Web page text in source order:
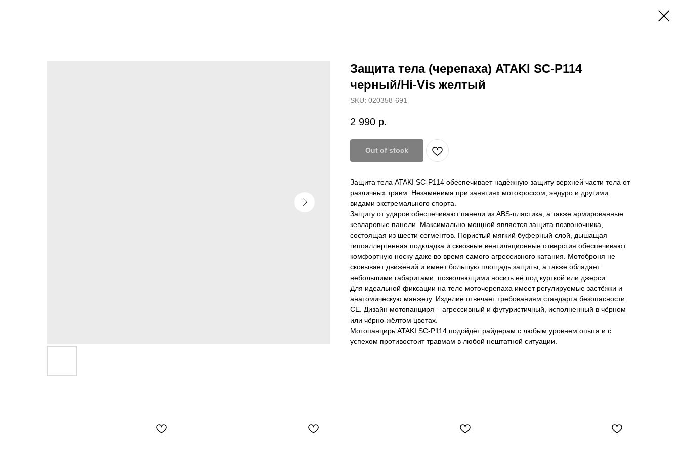
Защита тела (черепаха) ATAKI SC-P114
черный/Hi-Vis желтый
SKU: 020358-691
2 990 р.
Out of stock
Защита тела ATAKI SC-P114 обеспечивает надёжную защиту верхней части тела от
различных травм. Незаменима при занятиях мотокроссом, эндуро и другими
видами экстремального спорта.
Защиту от ударов обеспечивают панели из ABS-пластика, а также армированные
кевларовые панели. Максимально мощной является защита позвоночника,
состоящая из шести сегментов. Пористый мягкий буферный слой, дышащая
гипоаллергенная подкладка и сквозные вентиляционные отверстия обеспечивают
комфортную носку даже во время самого агрессивного катания. Мотоброня не
сковывает движений и имеет большую площадь защиты, а также обладает
небольшими габаритами, позволяющими носить её под курткой или джерси.
Для идеальной фиксации на теле моточерепаха имеет регулируемые застёжки и
анатомическую манжету. Изделие отвечает требованиям стандарта безопасности
CE. Дизайн мотопанциря – агрессивный и футуристичный, исполненный в чёрном
или чёрно-жёлтом цветах.
Мотопанцирь ATAKI SC-P114 подойдёт райдерам с любым уровнем опыта и с
успехом противостоит травмам в любой нештатной ситуации.